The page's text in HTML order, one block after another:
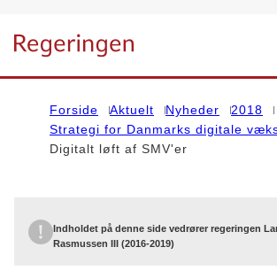
Gå til forsiden
Forside Aktuelt Nyheder
2018
Strategi for Danmarks digitale
Digitalt løft af SMV'er
Indholdet på denne side vedrører regeringen
Rasmussen III (2016-2019)